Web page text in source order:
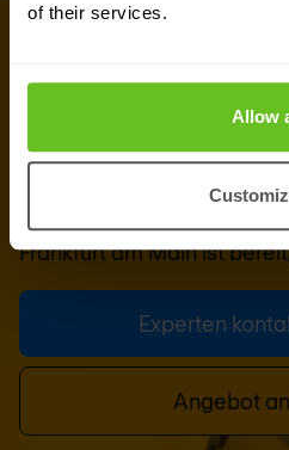
of their services.
Allow
Lassen Sie uns
Frankfurt am Mainist
Experten
Angebot